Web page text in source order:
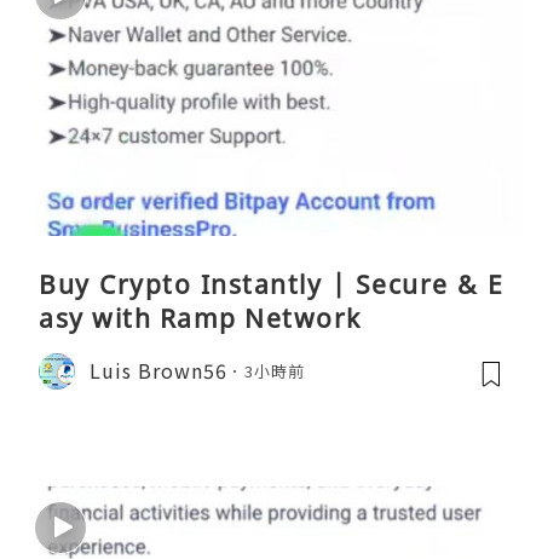
Buy Crypto Instantly | Secure & E
asy with Ramp Network
Luis Brown56 3小時前